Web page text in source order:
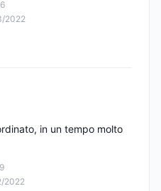
2022
2022
in un tempo molto